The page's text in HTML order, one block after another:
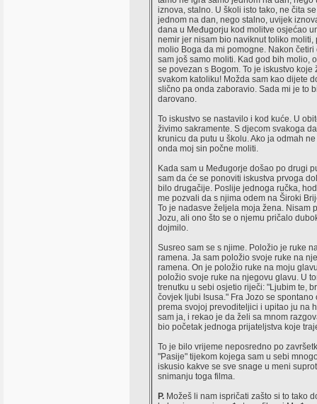
iznova, stalno. U školi isto tako, ne čita
jednom na dan, nego stalno, uvijek
dana u Međugorju kod molitve osjećao
nemir jer nisam bio naviknut toliko moliti,
molio Boga da mi pomogne. Nakon četiri
sam još samo moliti. Kad god bih molio,
se povezan s Bogom. To je iskustvo koje
svakom katoliku! Možda sam kao dijete
slično pa onda zaboravio. Sada mi je to
darovano.
To iskustvo se nastavilo i kod kuće. U
živimo sakramente. S djecom svakoga
krunicu da putu u školu. Ako ja odmah
onda moj sin počne moliti.
Kada sam u Međugorje došao po drugi
sam da će se ponoviti iskustva prvoga
bilo drugačije. Poslije jednoga ručka,
me pozvali da s njima odem na Široki
To je nadasve željela moja žena. Nisam
Jozu, ali ono što se o njemu pričalo
dojmilo.
Susreo sam se s njime. Položio je ruke
ramena. Ja sam položio svoje ruke na
ramena. On je položio ruke na moju
položio svoje ruke na njegovu glavu. U
trenutku u sebi osjetio riječi: "Ljubim te,
čovjek ljubi Isusa." Fra Jozo se spontano
prema svojoj prevoditeljici i upitao ju na
sam ja, i rekao je da želi sa mnom
bio početak jednoga prijateljstva koje
To je bilo vrijeme neposredno po
"Pasije" tijekom kojega sam u sebi
iskusio kakve se sve snage u meni
snimanju toga filma.
P. Možeš li nam ispričati zašto si to tako